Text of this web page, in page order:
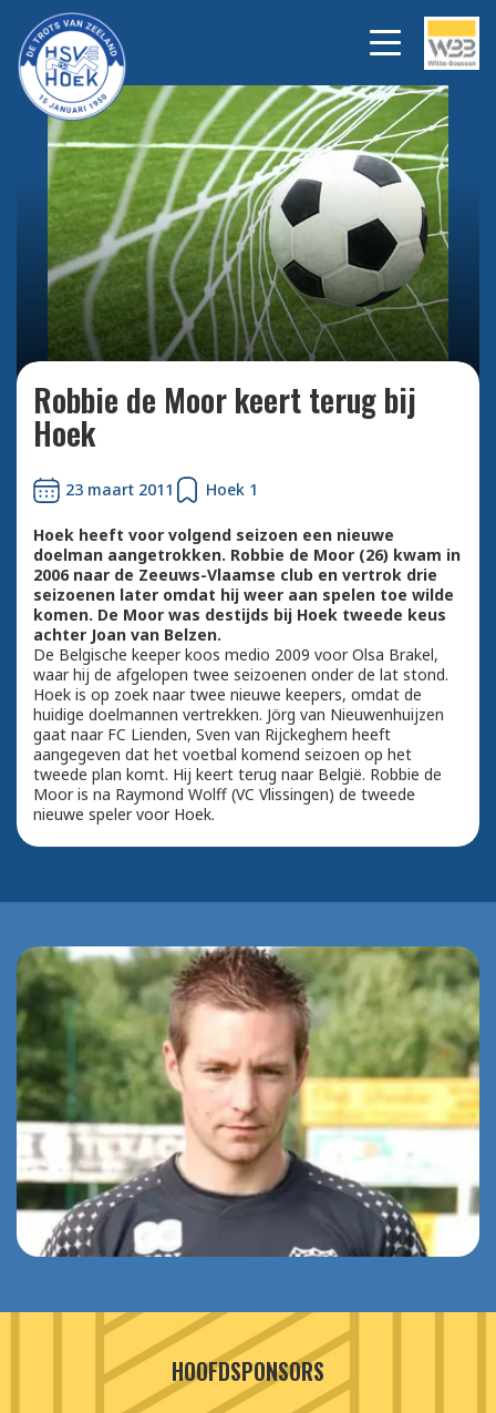
Bekijk alle foto's
Robbie de Moor keert terug bij
Hoek
23 maart 2011 Hoek 1
Hoek heeft voor volgend seizoen een nieuwe
doelman aangetrokken. Robbie de Moor (26) kwam in
2006 naar de Zeeuws-Vlaamse club en vertrok drie
seizoenen later omdat hij weer aan spelen toe wilde
komen. De Moor was destijds bij Hoek tweede keus
achter Joan van Belzen.
De Belgische keeper koos medio 2009 voor Olsa Brakel,
waar hij de afgelopen twee seizoenen onder de lat stond.
Hoek is op zoek naar twee nieuwe keepers, omdat de
huidige doelmannen vertrekken. Jörg van Nieuwenhuijzen
gaat naar FC Lienden, Sven van Rijckeghem heeft
aangegeven dat het voetbal komend seizoen op het
tweede plan komt. Hij keert terug naar België. Robbie de
Moor is na Raymond Wolff (VC Vlissingen) de tweede
nieuwe speler voor Hoek.
HOOFDSPONSORS